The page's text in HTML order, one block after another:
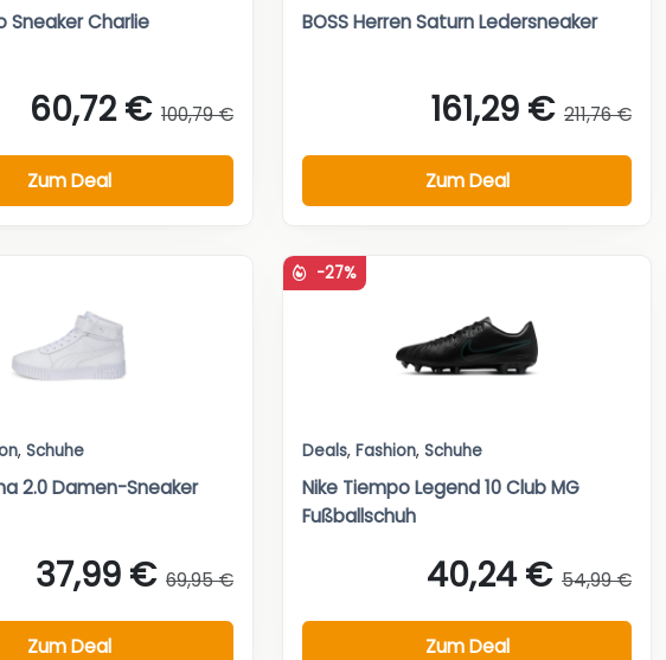
Sneaker Charlie
60,72 € 100,79 €
Zum Deal
BOSS Herren Saturn Ledersneaker
161,29 € 211,76 €
Zum Deal
, Schuhe
2.0 Damen-Sneaker
37,99 € 69,95 €
Zum Deal
-27%
Deals, Fashion, Schuhe
Nike Tiempo Legend 10 Club MG
Fußballschuh
40,24 € 54,99 €
Zum Deal